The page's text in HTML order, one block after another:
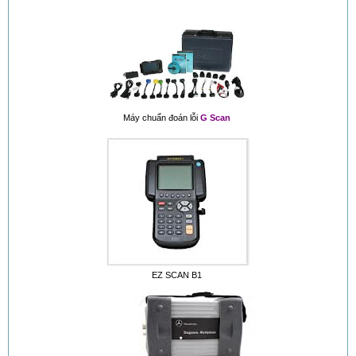
Máy chuẩn đoán lỗi G Scan
EZ SCAN B1